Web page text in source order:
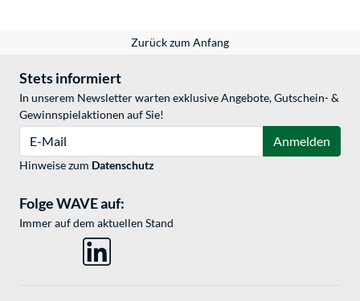
Zurück zum Anfang
Stets informiert
In unserem Newsletter warten exklusive Angebote, Gutschein- &
Gewinnspielaktionen auf Sie!
Anmelden
Hinweise zum Datenschutz
Folge WAVE auf:
Immer auf dem aktuellen Stand